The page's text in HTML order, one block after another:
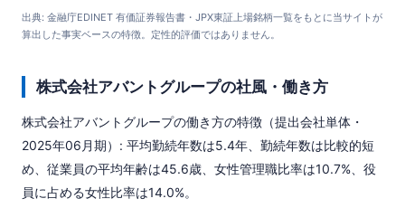
出典: 金融庁EDINET 有価証券報告書・JPX東証上場銘柄一覧をもとに当サイトが
算出した事実ベースの特徴。定性的評価ではありません。
株式会社アバントグループの社風・働き方
株式会社アバントグループの働き方の特徴（提出会社単体・
2025年06月期）: 平均勤続年数は5.4年、勤続年数は比較的短
め、従業員の平均年齢は45.6歳、女性管理職比率は10.7%、役
員に占める女性比率は14.0%。